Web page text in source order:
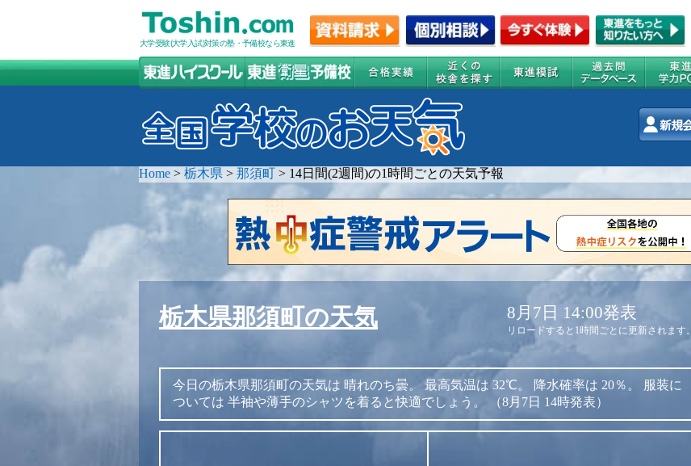
大学受験(大学入試)対策の塾・予備校なら東進
Home > 栃木県 > 那須町 > 14日間(2週間)の1時間ごとの天気予報
栃木県那須町の天気 8月7日 14:00発表
リロードすると1時間ごとに更新されます。
今日の栃木県那須町の天気は 晴れのち曇。 最高気温は 32℃。 降水確率は 20％。
服装に
ついては 半袖や薄手のシャツを着ると快適でしょう。 （8月7日 14時発表）